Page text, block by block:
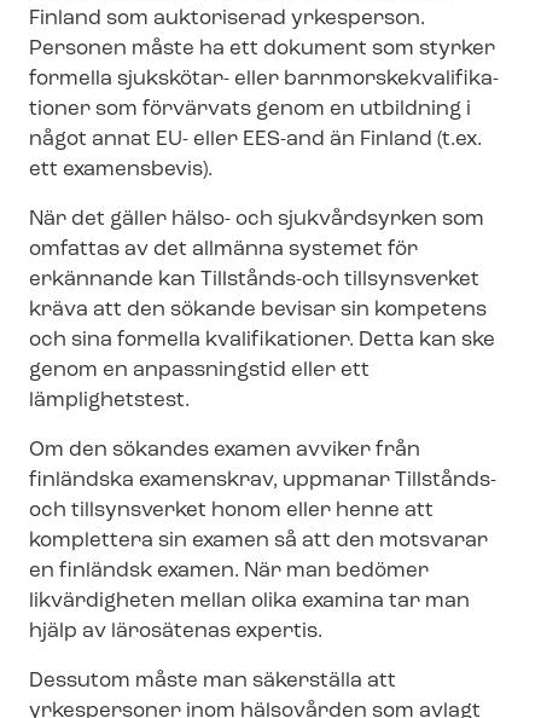
Finland som auktoriserad yrkesperson.
Personen måste ha ett dokument som styrker
formella sjukskötar- eller barn­mors­ke­kva­li­fi­ka­
tio­ner som förvärvats genom en utbildning i
något annat EU- eller EES-and än Finland (t.ex.
ett examensbevis).
När det gäller hälso- och sjukvårdsyrken som
omfattas av det allmänna systemet för
erkännande kan Tillstånds-och tillsynsverket
kräva att den sökande bevisar sin kompetens
och sina formella kvalifikationer. Detta kan ske
genom en anpassningstid eller ett
lämplighetstest.
Om den sökandes examen avviker från
finländska examenskrav, uppmanar Tillstånds-
och tillsynsverket honom eller henne att
komplettera sin examen så att den motsvarar
en finländsk examen. När man bedömer
likvärdigheten mellan olika examina tar man
hjälp av lärosätenas expertis.
Dessutom måste man säkerställa att
yrkespersoner inom hälsovården som avlagt